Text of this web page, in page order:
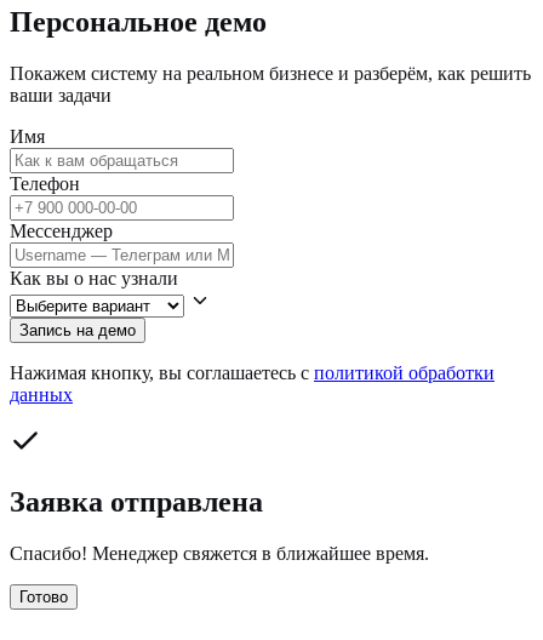
Персональное демо
Покажем систему на реальном бизнесе и разберём, как решить
ваши задачи
Имя
Телефон
Мессенджер
Как вы о нас узнали
Запись на демо
Нажимая кнопку, вы соглашаетесь с политикой обработки
данных
Заявка отправлена
Спасибо! Менеджер свяжется в ближайшее время.
Готово